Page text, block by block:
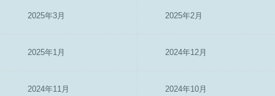
2025年3月 2025年2月
2025年1月 2024年12月
2024年11月 2024年10月